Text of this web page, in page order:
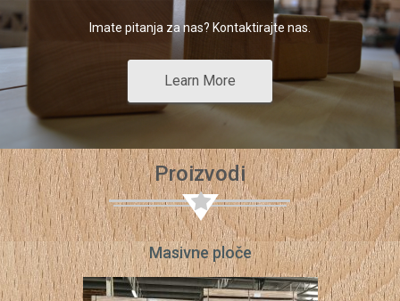
Imate pitanja za nas? Kontaktirajte nas.
Learn More
Proizvodi
Masivne ploče